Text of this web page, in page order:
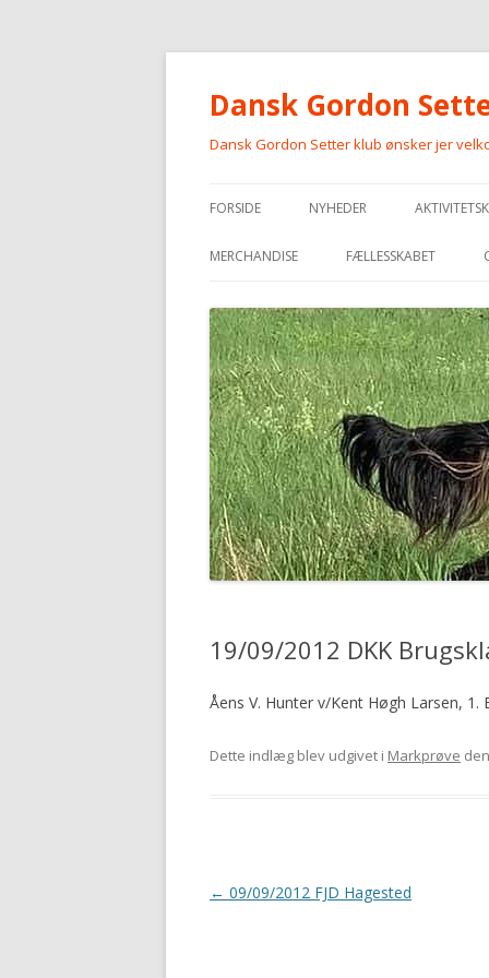
Dansk Gordon
Dansk Gordon Setter klub ønsker jer
FORSIDE NYHEDER
MERCHANDISE FÆLLESSKABET
19/09/2012 DKK
Åens V. Hunter v/Kent Høgh Larsen, 1.
Dette indlæg blev udgivet i Markprøve den
Indlægsnavigation
← 09/09/2012 FJD Hagested